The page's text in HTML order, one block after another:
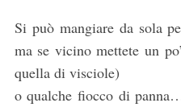
Si può mangiare da sola
ma se vicino mettete un
quella di visciole)
o qualche fiocco di